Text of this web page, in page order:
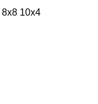
8x8 10x4